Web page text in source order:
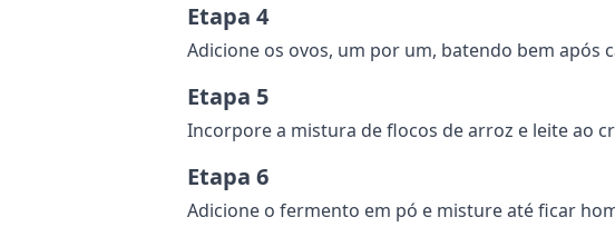
Etapa 4
Adicione os ovos, um por um, batendo bem após
Etapa 5
Incorpore a mistura de flocos de arroz e leite ao
Etapa 6
Adicione o fermento em pó e misture até ficar